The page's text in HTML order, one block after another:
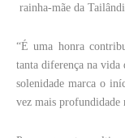
rainha-mãe da
“É uma honra
tanta diferença na vida
solenidade marca o
vez mais profundidade